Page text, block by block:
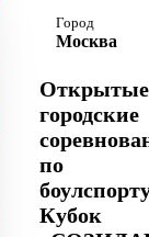
Город
Москва
Открытые
городские
по
Кубок